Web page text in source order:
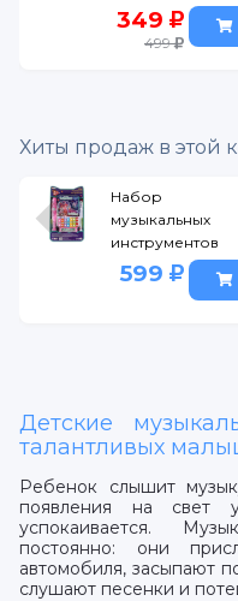
песен, фраз,
звуков/свет
349
499
Хиты продаж в этой
Набор
музыкальных
инструментов
Играем вместе
Энчантималс
599
Детские
талантливых
Ребенок слышит
появления на свет
успокаивается.
постоянно: они
автомобиля, засыпают
слушают песенки и